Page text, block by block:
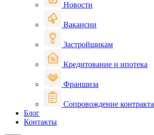
Новости
Вакансии
Застройщикам
Кредитование и ипотека
Франшиза
Сопровождение контракта
Блог
Контакты